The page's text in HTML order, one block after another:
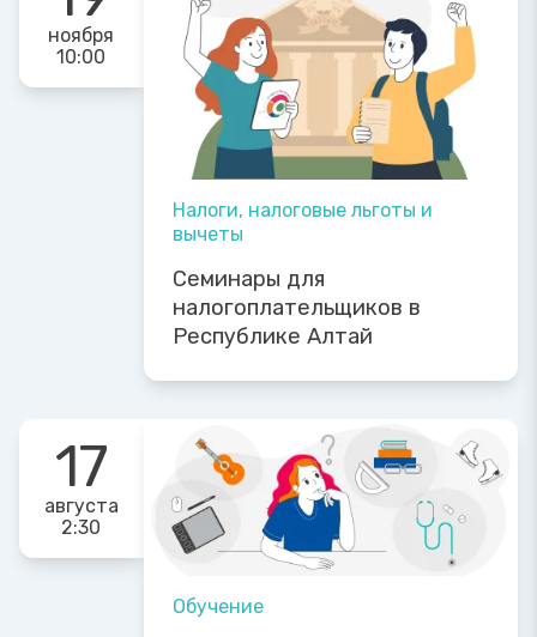
ноября
10:00
Налоги, налоговые льготы и
вычеты
Семинары для
налогоплательщиков в
Республике Алтай
17
августа
2:30
Обучение